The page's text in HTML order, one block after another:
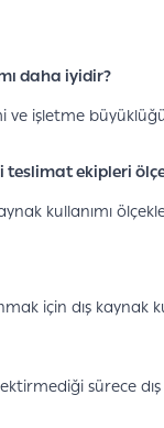
daha iyidir?
işletme
teslimat ekipleri
kullanımı
için dış kaynak
sürece